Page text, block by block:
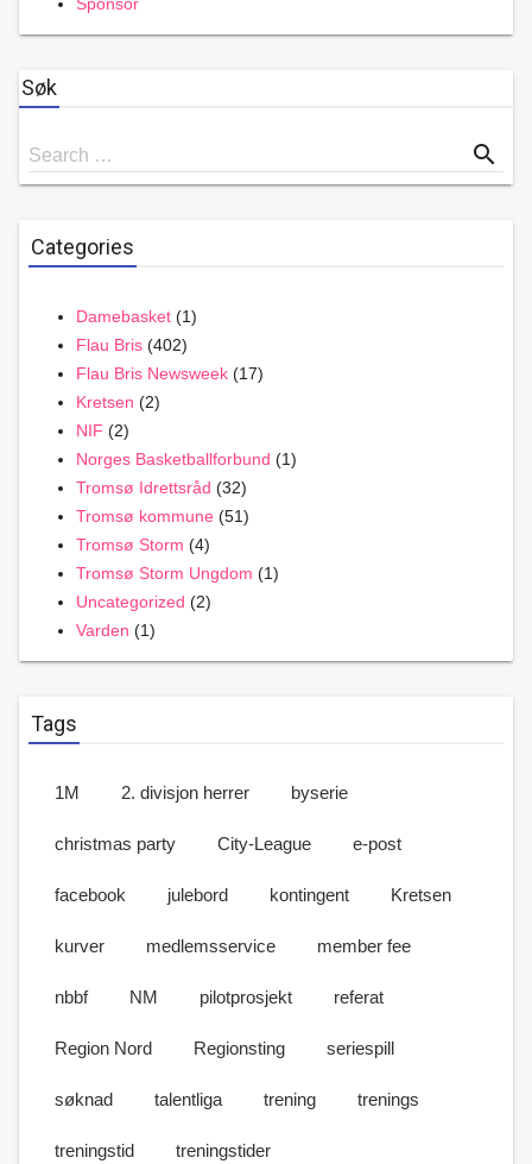
Søk
Search
for
Search … search
Categories
Damebasket (1)
Flau Bris (402)
Flau Bris Newsweek (17)
Kretsen (2)
NIF (2)
Norges Basketballforbund (1)
Tromsø Idrettsråd (32)
Tromsø kommune (51)
Tromsø Storm (4)
Tromsø Storm Ungdom (1)
Uncategorized (2)
Varden (1)
Tags
1M 2. divisjon herrer byserie
christmas party City-League e-post
facebook julebord kontingent Kretsen
kurver medlemsservice member fee
nbbf NM pilotprosjekt referat
Region Nord Regionsting seriespill
søknad talentliga trening trenings
treningstid treningstider